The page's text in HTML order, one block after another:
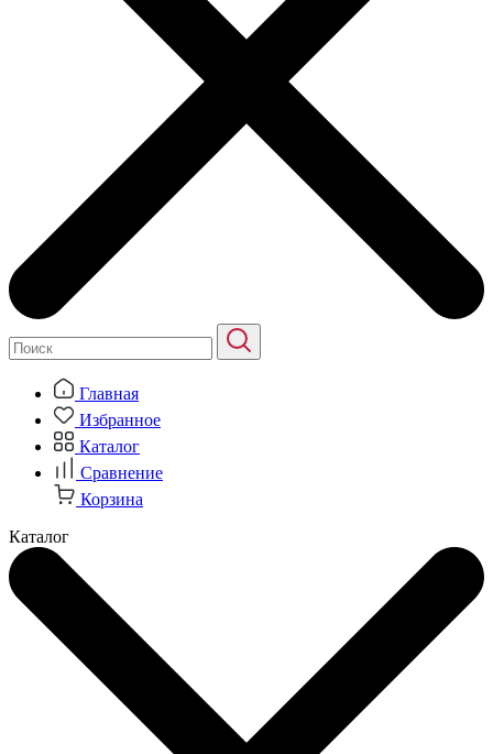
Главная
Избранное
Каталог
Сравнение
Корзина
Каталог